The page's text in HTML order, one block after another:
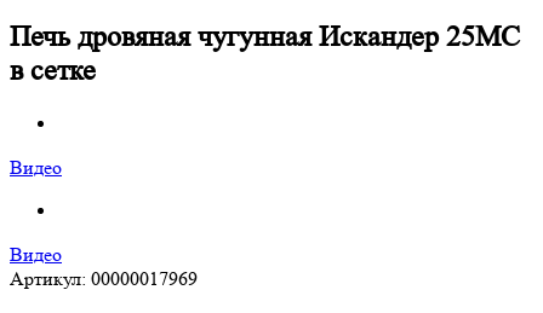
Печь дровяная чугунная Искандер 25МС
в сетке
Видео
Видео
Артикул: 00000017969